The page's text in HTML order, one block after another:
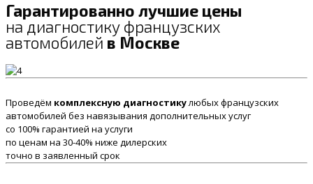
Гарантированно лучшие цены
на диагностику французских
автомобилей в Москве
Проведём комплексную диагностикулюбых французских
автомобилей без навязывания дополнительных услуг
со 100% гарантией на услуги
по ценам на 30-40% ниже дилерских
точно в заявленный срок